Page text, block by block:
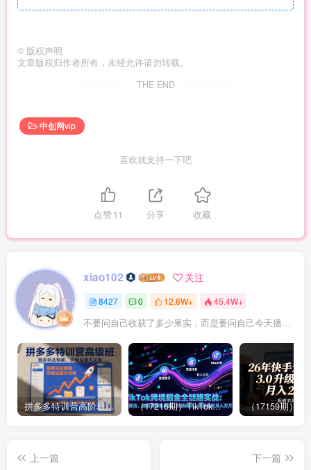
© 版权声明
文章版权归作者所有，未经允许请勿转载。
THE END
中创网vip
喜欢就支持一下吧
点赞11 分享 收藏
xiao102 关注
8427 0 12.6W+ 45.4W+
不要问自己收获了多少果实，而是要问自己今天播种了多少种子
拼多多特训营高阶班，独家玩法赋能，突破运营天花板（更新26年1月） （17216期）TikTok跨境掘金全链路实战：从算法、选品到团队管理，打通闭环，实现稳定月入万刀
上一篇
下一篇